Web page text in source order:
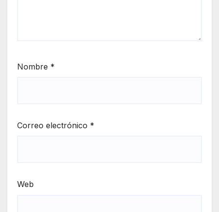
Nombre *
Correo electrónico *
Web